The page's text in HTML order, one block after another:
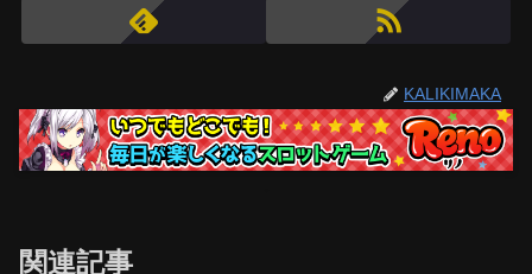
KALIKIMAKA
関連記事